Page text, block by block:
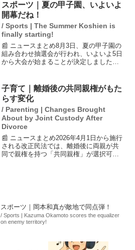
日で放送され、視聴者からの期待が高ま
っています。この企画は...
スポーツ｜夏の甲子園、いよいよ
開幕だね！
/ Sports | The Summer Koshien is
finally starting!
📰 ニュースまとめ8月3日、夏の甲子園の
組み合わせ抽選会が行われ、いよいよ5日
から大会が始まることが決定しました。
ー、球場の熱い応援が特徴です。今年も
多くの高校が集まり、...
子育て｜離婚後の共同親権がもた
らす変化
/ Parenting | Changes Brought
About by Joint Custody After
Divorce
📰 ニュースまとめ2026年4月1日から施行
される改正民法では、離婚後に両親が共
同で親権を持つ「共同親権」が選択可能
スポーツ｜岡本和真が敵地で同点弾！
/ Sports | Kazuma Okamoto scores the equalizer
on enemy territory!